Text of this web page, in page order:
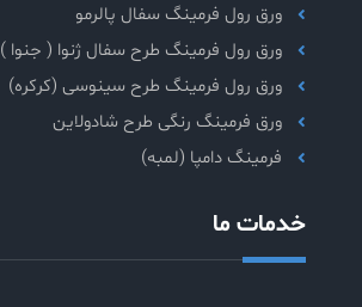
ورق رول فرمینگ سفال پالرمو
ورق رول فرمینگ طرح سفال ژنوا ( جنوا )
ورق رول فرمینگ طرح سینوسی (کرکره)
ورق فرمینگ رنگی طرح شادولاین
فرمینگ دامپا (لمبه)
خدمات ما